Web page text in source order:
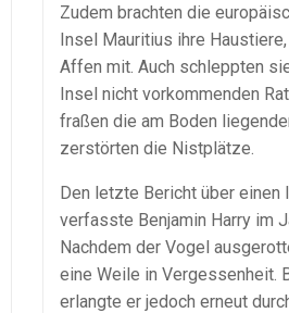
Zudem brachten die
Insel Mauritius ihre
Affen mit. Auch schleppten
Insel nicht vorkommenden
fraßen die am Boden
zerstörten die Nistplätze.
Den letzte Bericht über einen
verfasste Benjamin Harry im
Nachdem der Vogel
eine Weile in Vergessenheit.
erlangte er jedoch erneut